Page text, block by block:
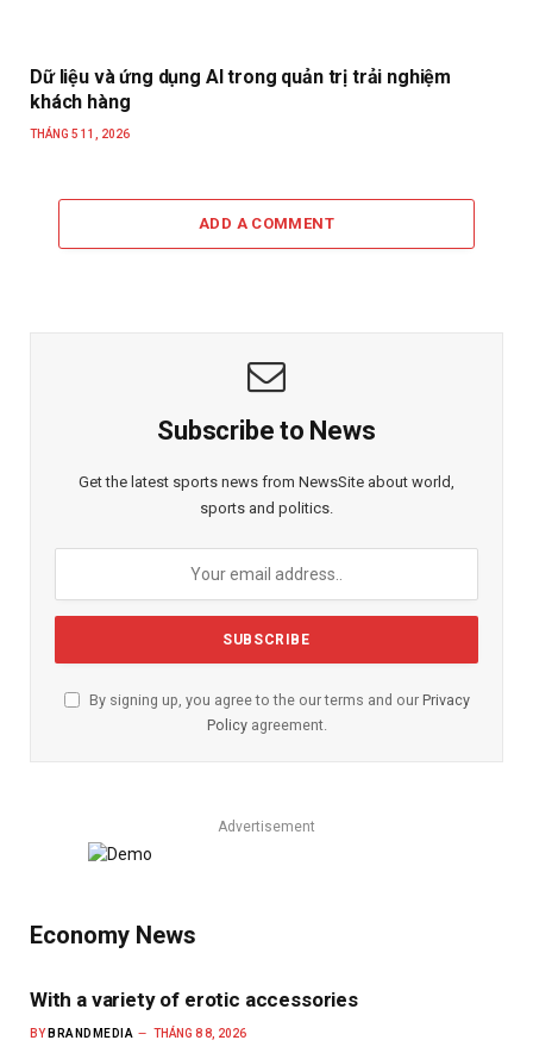
Dữ liệu và ứng dụng AI trong quản trị trải nghiệm
khách hàng
THÁNG 5 11, 2026
ADD A COMMENT
Subscribe to News
Get the latest sports news from NewsSite about world,
sports and politics.
By signing up, you agree to the our terms and our Privacy
Policyagreement.
Advertisement
Economy News
With a variety of erotic accessories
BY BRANDMEDIA THÁNG 8 8, 2026